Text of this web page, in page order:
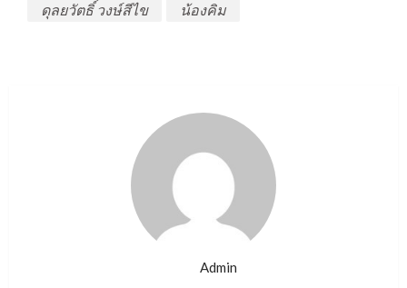
ดุลยวัตธิ์ วงษ์สีไข
น้องคิม
Admin